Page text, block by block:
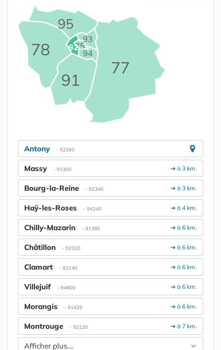
75
77
78
91
92
93
94
95
Antony - 92160
➔ à 3 km.
Massy - 91300
➔ à 3 km.
Bourg-la-Reine - 92340
➔ à 4 km.
Haÿ-les-Roses - 94240
➔ à 6 km.
Chilly-Mazarin - 91380
➔ à 6 km.
Châtillon - 92320
➔ à 6 km.
Clamart - 92140
➔ à 6 km.
Villejuif - 94800
➔ à 6 km.
Morangis - 91420
➔ à 7 km.
Montrouge - 92120
Afficher plus....